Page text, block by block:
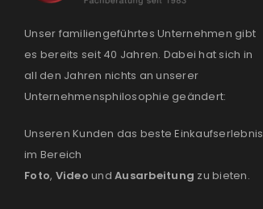
Unser familiengeführtes Unternehmen gibt
es bereits seit 40 Jahren. Dabei hat sich in
all den Jahren nichts an unserer
Unternehmensphilosophie geändert:
Unseren Kunden das beste Einkaufserlebnis
im Bereich
Foto, Video und Ausarbeitung zu bieten.